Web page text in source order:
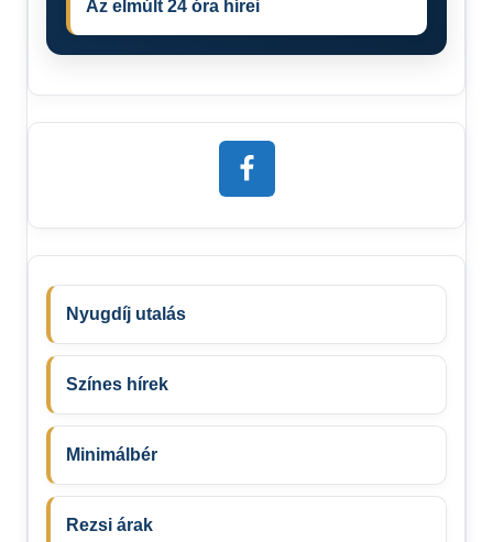
Az elmúlt 24 óra hírei
Nyugdíj utalás
Színes hírek
Minimálbér
Rezsi árak